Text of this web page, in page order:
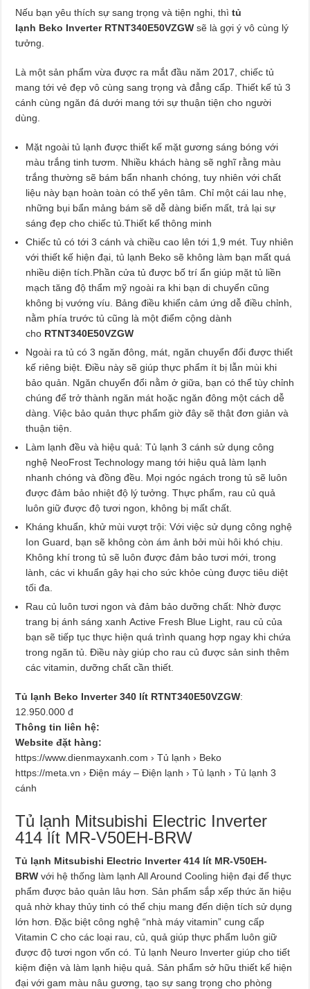
Nếu bạn yêu thích sự sang trọng và tiện nghi, thìtủ
lạnh Beko Inverter RTNT340E50VZGW sẽ là gợi ý vô cùng lý
tưởng.
Là một sản phẩm vừa được ra mắt đầu năm 2017, chiếc tủ
mang tới vẻ đẹp vô cùng sang trọng và đẳng cấp. Thiết kế tủ 3
cánh cùng ngăn đá dưới mang tới sự thuận tiện cho người
dùng.
Mặt ngoài tủ lạnh được thiết kế mặt gương sáng bóng với
màu trắng tinh tươm. Nhiều khách hàng sẽ nghĩ rằng màu
trắng thường sẽ bám bẩn nhanh chóng, tuy nhiên với chất
liệu này bạn hoàn toàn có thể yên tâm. Chỉ một cái lau nhẹ,
những bụi bẩn mảng bám sẽ dễ dàng biến mất, trả lại sự
sáng đẹp cho chiếc tủ.Thiết kế thông minh
Chiếc tủ có tới 3 cánh và chiều cao lên tới 1,9 mét. Tuy nhiên
với thiết kế hiện đại, tủ lạnh Beko sẽ không làm bạn mất quá
nhiều diện tích.Phần cửa tủ được bố trí ẩn giúp mặt tủ liền
mạch tăng độ thẩm mỹ ngoài ra khi bạn di chuyển cũng
không bị vướng víu. Bảng điều khiển cảm ứng dễ điều chỉnh,
nằm phía trước tủ cũng là một điểm cộng dành
cho RTNT340E50VZGW
Ngoài ra tủ có 3 ngăn đông, mát, ngăn chuyển đổi được thiết
kế riêng biệt. Điều này sẽ giúp thực phẩm ít bị lẫn mùi khi
bảo quản. Ngăn chuyển đổi nằm ở giữa, bạn có thể tùy chỉnh
chúng để trở thành ngăn mát hoặc ngăn đông một cách dễ
dàng. Việc bảo quản thực phẩm giờ đây sẽ thật đơn giản và
thuận tiện.
Làm lạnh đều và hiệu quả: Tủ lạnh 3 cánh sử dụng công
nghệ NeoFrost Technology mang tới hiệu quả làm lạnh
nhanh chóng và đồng đều. Mọi ngóc ngách trong tủ sẽ luôn
được đảm bảo nhiệt độ lý tưởng. Thực phẩm, rau củ quả
luôn giữ được độ tươi ngon, không bị mất chất.
Kháng khuẩn, khử mùi vượt trội: Với việc sử dụng công nghệ
Ion Guard, bạn sẽ không còn ám ảnh bởi mùi hôi khó chịu.
Không khí trong tủ sẽ luôn được đảm bảo tươi mới, trong
lành, các vi khuẩn gây hại cho sức khỏe cùng được tiêu diệt
tối đa.
Rau củ luôn tươi ngon và đảm bảo dưỡng chất: Nhờ được
trang bị ánh sáng xanh Active Fresh Blue Light, rau củ của
bạn sẽ tiếp tục thực hiện quá trình quang hợp ngay khi chứa
trong ngăn tủ. Điều này giúp cho rau củ được sản sinh thêm
các vitamin, dưỡng chất cần thiết.
Tủ lạnh Beko Inverter 340 lít RTNT340E50VZGW:
12.950.000 đ
Thông tin liên hệ:
Website đặt hàng:
https://www.dienmayxanh.com › Tủ lạnh › Beko
https://meta.vn › Điện máy – Điện lạnh › Tủ lạnh › Tủ lạnh 3
cánh
Tủ lạnh Mitsubishi Electric Inverter
414 lít MR-V50EH-BRW
Tủ lạnh Mitsubishi Electric Inverter 414 lít MR-V50EH-
BRWvới hệ thống làm lạnh All Around Cooling hiện đại để thực
phẩm được bảo quản lâu hơn. Sản phẩm sắp xếp thức ăn hiệu
quả nhờ khay thủy tinh có thể chịu mang đến diện tích sử dụng
lớn hơn. Đặc biệt công nghệ “nhà máy vitamin” cung cấp
Vitamin C cho các loại rau, củ, quả giúp thực phẩm luôn giữ
được độ tươi ngon vốn có. Tủ lạnh Neuro Inverter giúp cho tiết
kiệm điện và làm lạnh hiệu quả. Sản phẩm sở hữu thiết kế hiện
đại với gam màu nâu gương, tạo sự sang trọng cho phòng